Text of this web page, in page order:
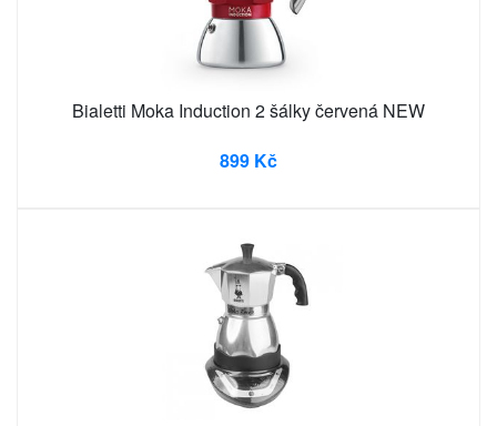
Bialetti Moka Induction 2 šálky červená NEW
899 Kč